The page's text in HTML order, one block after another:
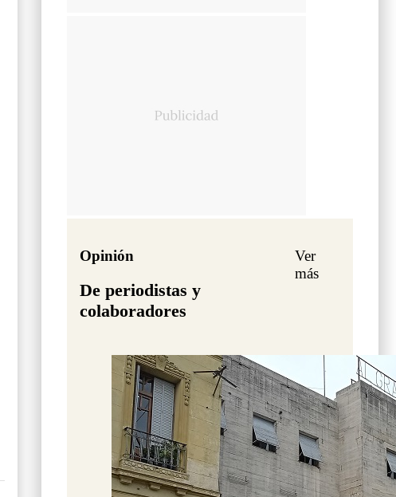
Opinión
De periodistas y
colaboradores
Ver
más